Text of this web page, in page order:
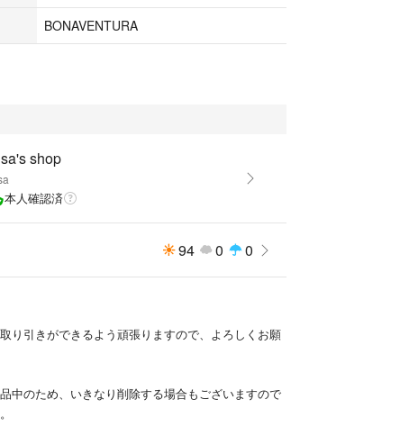
BONAVENTURA
shop
本人確認済
94 0 0
り引きができるよう頑張りますので、よろしくお願
中のため、いきなり削除する場合もございますので